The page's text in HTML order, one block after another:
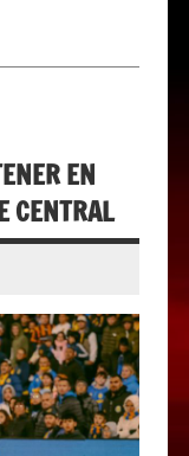
EN
CENTRAL